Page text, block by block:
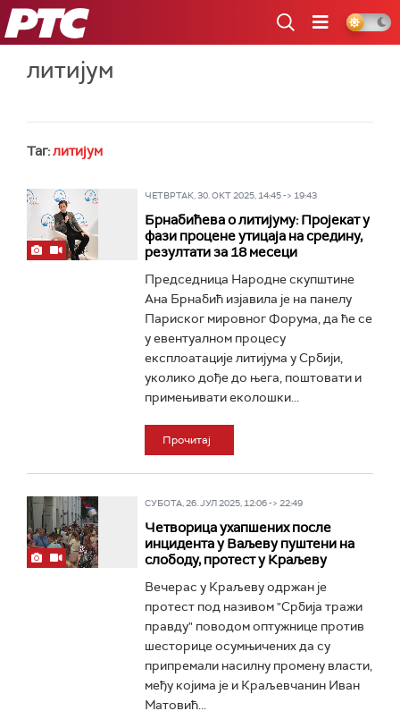
РТС
литијум
Таг:литијум
ЧЕТВРТАК, 30. ОКТ 2025, 14:45 -> 19:43
Брнабићева о литијуму: Пројекат у
фази процене утицаја на средину,
резултати за 18 месеци
Председница Народне скупштине
Ана Брнабић изјавила је на панелу
Париског мировног Форума, да ће се
у евентуалном процесу
експлоатације литијума у Србији,
уколико дође до њега, поштовати и
примењивати еколошки...
Прочитај
СУБОТА, 26. ЈУЛ 2025, 12:06 -> 22:49
Четворица ухапшених после
инцидента у Ваљеву пуштени на
слободу, протест у Краљеву
Вечерас у Краљеву одржан је
протест под називом "Србија тражи
правду" поводом оптужнице против
шесторице осумњичених да су
припремали насилну промену власти,
међу којима је и Краљевчанин Иван
Матовић...